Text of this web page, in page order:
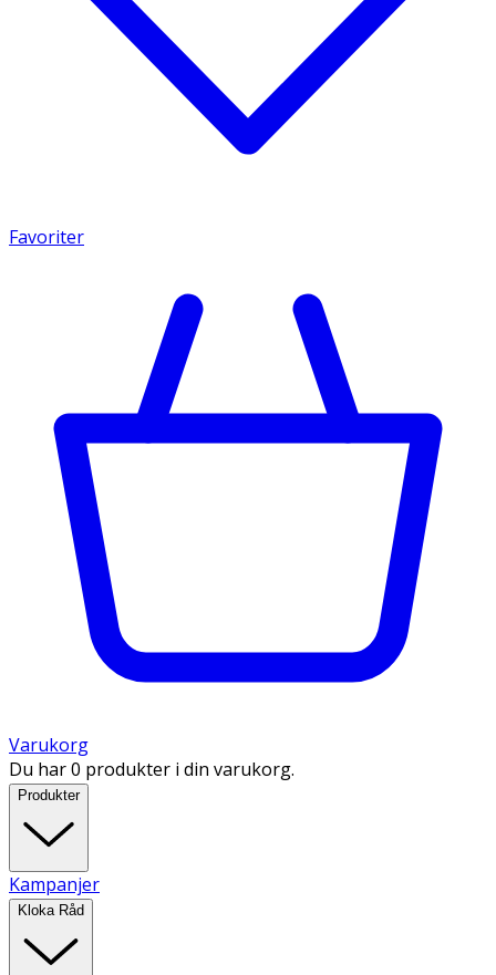
Favoriter
Varukorg
Du har 0 produkter i din varukorg.
Produkter
Kampanjer
Kloka Råd